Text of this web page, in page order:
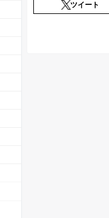
ツイート